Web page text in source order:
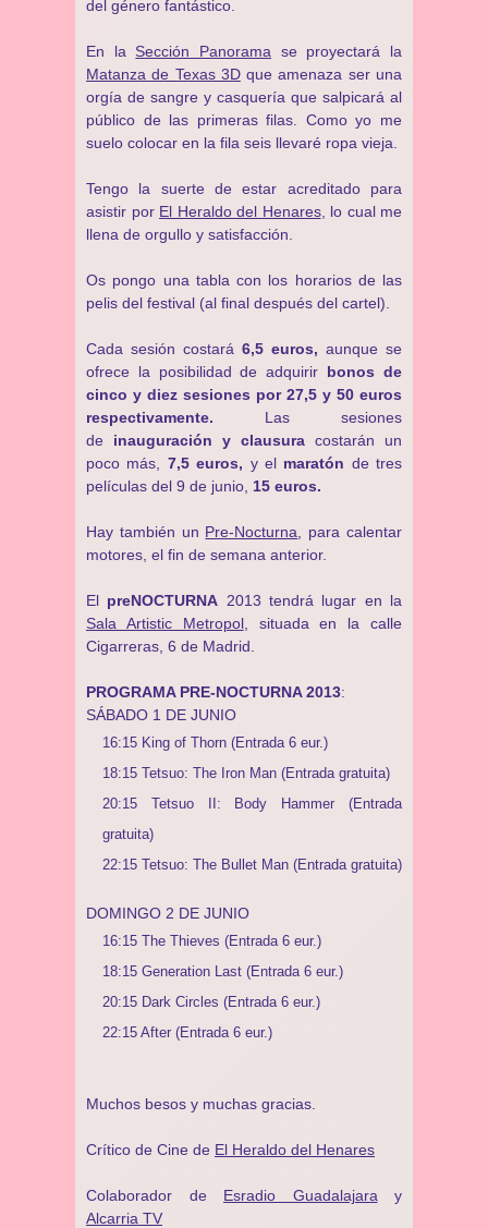
del género fantástico.
En la Sección Panorama se proyectará la
Matanza de Texas 3Dque amenaza ser una
orgía de sangre y casquería que salpicará al
público de las primeras filas. Como yo me
suelo colocar en la fila seis llevaré ropa vieja.
Tengo la suerte de estar acreditado para
asistir por El Heraldo del Henares, lo cual me
llena de orgullo y satisfacción.
Os pongo una tabla con los horarios de las
pelis del festival (al final después del cartel).
Cada sesión costará 6,5 euros, aunque se
ofrece la posibilidad de adquirir bonos de
cinco y diez sesiones por 27,5 y 50 euros
respectivamente. Las sesiones
de inauguración y clausura costarán un
poco más,
7,5 euros, y el maratón de tres
películas del 9 de junio, 15 euros.
Hay también un Pre-Nocturna , para calentar
motores, el fin de semana anterior.
El preNOCTURNA 2013 tendrá lugar en la
Sala Artistic Metropol, situada en la calle
Cigarreras, 6 de Madrid.
PROGRAMA PRE-NOCTURNA 2013:
SÁBADO 1 DE JUNIO
16:15 King of Thorn (Entrada 6 eur.)
18:15 Tetsuo: The Iron Man (Entrada gratuita)
20:15 Tetsuo II: Body Hammer (Entrada
gratuita)
22:15 Tetsuo: The Bullet Man (Entrada gratuita)
DOMINGO 2 DE JUNIO
16:15 The Thieves (Entrada 6 eur.)
18:15 Generation Last (Entrada 6 eur.)
20:15 Dark Circles (Entrada 6 eur.)
22:15 After (Entrada 6 eur.)
Muchos besos y muchas gracias.
Crítico de Cine de El Heraldo del Henares
Colaborador de Esradio Guadalajara y
Alcarria TV